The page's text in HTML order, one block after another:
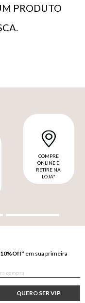
PRODUTO
COMPRE
ONLINE E
RETIRE NA
LOJA*
10%Off* em sua primeira
QUERO SER VIP